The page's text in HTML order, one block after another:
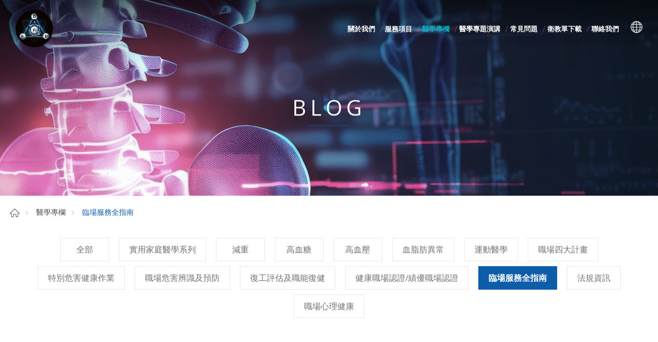
關於我們 服務項目 醫學專欄 醫學專題演講 常見問題 衛教單下載 聯絡我們
BLOG
醫學專欄 臨場服務全指南
全部 實用家庭醫學系列 減重 高血糖 高血壓 血脂肪異常 運動醫學 職場四大計畫
特別危害健康作業 職場危害辨識及預防 復工評估及職能復健 健康職場認證/績優職場認證 臨場服務全指南 法規資訊
職場心理健康